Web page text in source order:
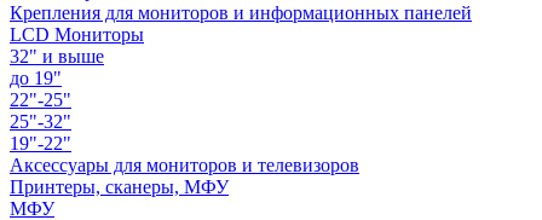
Крепления для мониторов и информационных панелей
LCD Мониторы
32" и выше
до 19"
22"-25"
25"-32"
19"-22"
Аксессуары для мониторов и телевизоров
Принтеры, сканеры, МФУ
МФУ